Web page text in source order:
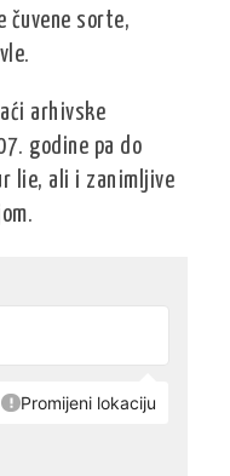
čuvene sorte,
arhivske
godine pa do
lie, ali i zanimljive